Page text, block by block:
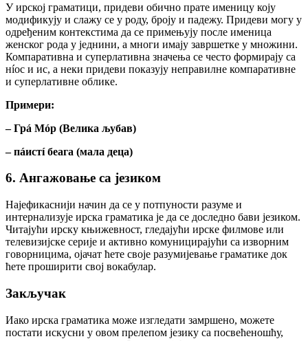
У ирској граматици, придеви обично прате именицу коју
модификују и слажу се у роду, броју и падежу. Придеви могу у
одређеним контекстима да се примењују после именица
женског рода у једнини, а многи имају завршетке у множини.
Компаративна и суперлативна значења се често формирају са
нíос и ис, а неки придеви показују неправилне компаративне
и суперлативне облике.
Примери:
– Грá Мóр (Велика љубав)
– пáистí беага (мала деца)
6. Ангажовање са језиком
Најефикаснији начин да се у потпуности разуме и
интернализује ирска граматика је да се доследно бави језиком.
Читајући ирску књижевност, гледајући ирске филмове или
телевизијске серије и активно комуницирајући са изворним
говорницима, ојачат ћете своје разумијевање граматике док
ћете проширити свој вокабулар.
Закључак
Иако ирска граматика може изгледати замршено, можете
постати искусни у овом прелепом језику са посвећеношћу,